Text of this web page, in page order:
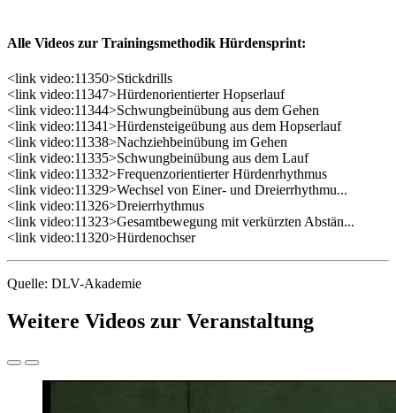
Alle Videos zur Trainingsmethodik Hürdensprint:
<link video:11350>Stickdrills
<link video:11347>Hürdenorientierter Hopserlauf
<link video:11344>Schwungbeinübung aus dem Gehen
<link video:11341>Hürdensteigeübung aus dem Hopserlauf
<link video:11338>Nachziehbeinübung im Gehen
<link video:11335>Schwungbeinübung aus dem Lauf
<link video:11332>Frequenzorientierter Hürdenrhythmus
<link video:11329>Wechsel von Einer- und Dreierrhythmu...
<link video:11326>Dreierrhythmus
<link video:11323>Gesamtbewegung mit verkürzten Abstän...
<link video:11320>Hürdenochser
Quelle: DLV-Akademie
Weitere Videos zur Veranstaltung